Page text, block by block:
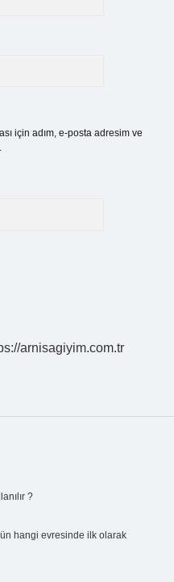
için adım, e-posta adresim ve
arnisagiyim.com.tr
?
hangi evresinde ilk olarak